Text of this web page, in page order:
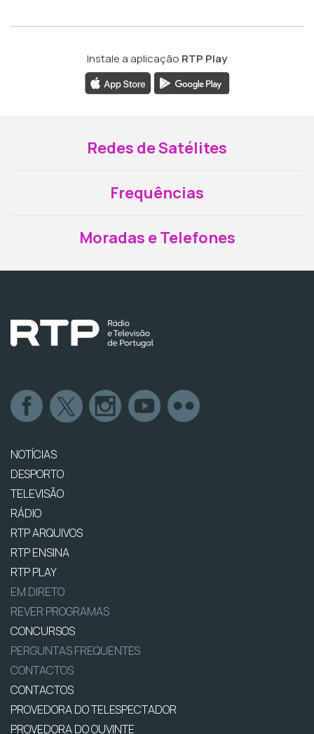
Instale a aplicação RTP Play
Redes de Satélites
Frequências
Moradas e Telefones
NOTÍCIAS
DESPORTO
TELEVISÃO
RÁDIO
RTP ARQUIVOS
RTP ENSINA
RTP PLAY
EM DIRETO
REVER PROGRAMAS
CONCURSOS
PERGUNTAS FREQUENTES
CONTACTOS
CONTACTOS
PROVEDORA DO TELESPECTADOR
PROVEDORA DO OUVINTE